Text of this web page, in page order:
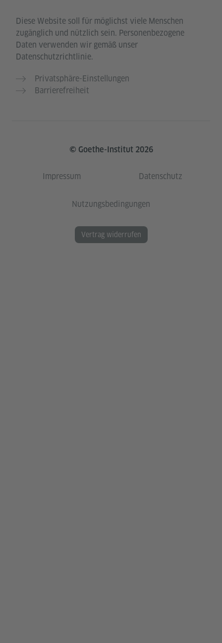
Diese Website soll für möglichst viele Menschen
zugänglich und nützlich sein. Personenbezogene
Daten verwenden wir gemäß unser
Datenschutzrichtlinie.
Privatsphäre-Einstellungen
Barrierefreiheit
© Goethe-Institut 2026
Impressum Datenschutz
Nutzungsbedingungen
Vertrag widerrufen